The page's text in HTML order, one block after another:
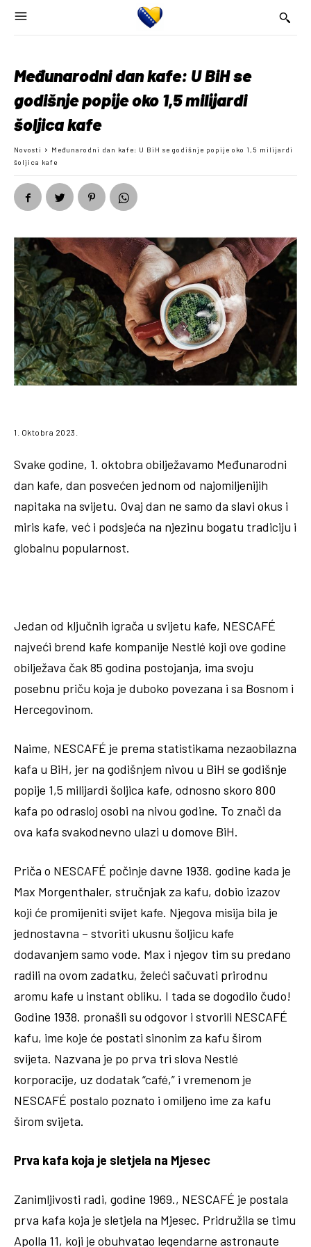
Međunarodni dan kafe: U BiH se
godišnje popije oko 1,5 milijardi
šoljica kafe
Novosti
Međunarodni dan kafe: U BiH se godišnje popije oko 1,5 milijardi
šoljica kafe
1. Oktobra 2023.
Svake godine, 1. oktobra obilježavamo Međunarodni
dan kafe, dan posvećen jednom od najomiljenijih
napitaka na svijetu. Ovaj dan ne samo da slavi okus i
miris kafe, već i podsjeća na njezinu bogatu tradiciju i
globalnu popularnost.
Jedan od ključnih igrača u svijetu kafe, NESCAFÉ
najveći brend kafe kompanije Nestlé koji ove godine
obilježava čak 85 godina postojanja, ima svoju
posebnu priču koja je duboko povezana i sa Bosnom i
Hercegovinom.
Naime, NESCAFÉ je prema statistikama nezaobilazna
kafa u BiH, jer na godišnjem nivou u BiH se godišnje
popije 1,5 milijardi šoljica kafe, odnosno skoro 800
kafa po odrasloj osobi na nivou godine. To znači da
ova kafa svakodnevno ulazi u domove BiH.
Priča o NESCAFÉ počinje davne 1938. godine kada je
Max Morgenthaler, stručnjak za kafu, dobio izazov
koji će promijeniti svijet kafe. Njegova misija bila je
jednostavna – stvoriti ukusnu šoljicu kafe
dodavanjem samo vode. Max i njegov tim su predano
radili na ovom zadatku, želeći sačuvati prirodnu
aromu kafe u instant obliku. I tada se dogodilo čudo!
Godine 1938. pronašli su odgovor i stvorili NESCAFÉ
kafu, ime koje će postati sinonim za kafu širom
svijeta. Nazvana je po prva tri slova Nestlé
korporacije, uz dodatak “café,” i vremenom je
NESCAFÉ postalo poznato i omiljeno ime za kafu
širom svijeta.
Prva kafa koja je sletjela na Mjesec
Zanimljivosti radi, godine 1969., NESCAFÉ je postala
prva kafa koja je sletjela na Mjesec. Pridružila se timu
Apolla 11, koji je obuhvatao legendarne astronaute